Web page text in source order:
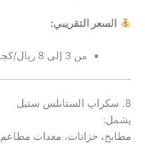
السعر التقريبي:
من 3 إلى 8 ريال/كجم
8. سكراب الستانلس ستيل
يشمل:
مطابخ، خزانات، معدات مطاعم